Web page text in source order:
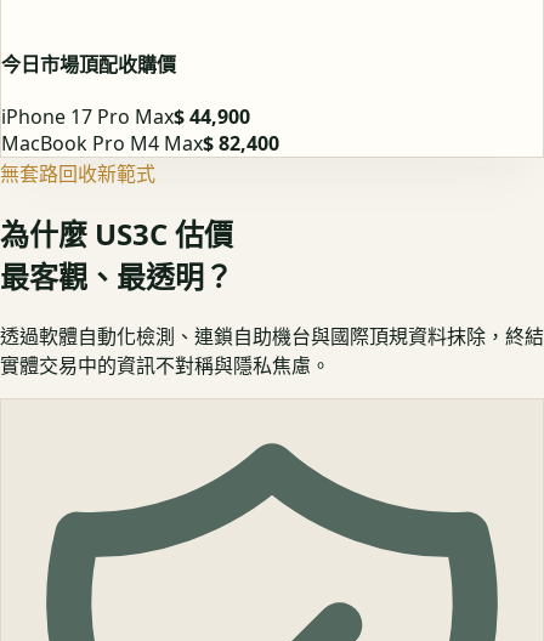
今日市場頂配收購價
iPhone 17 Pro Max$ 44,900
MacBook Pro M4 Max$ 82,400
無套路回收新範式
為什麼 US3C 估價
最客觀、最透明？
透過軟體自動化檢測、連鎖自助機台與國際頂規資料抹除，終結
實體交易中的資訊不對稱與隱私焦慮。